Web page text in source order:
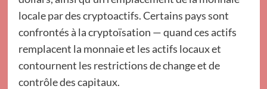
locale par des cryptoactifs. Certains pays sont
confrontés à la cryptoïsation — quand ces actifs
remplacent la monnaie et les actifs locaux et
contournent les restrictions de change et de
contrôle des capitaux.